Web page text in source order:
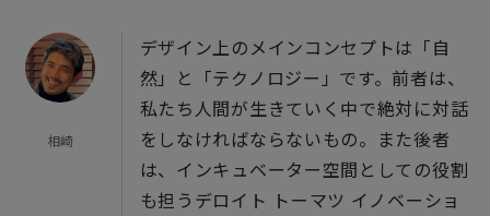
相崎
デザイン上のメインコンセプトは「自
然」と「テクノロジー」です。前者は、
私たち人間が生きていく中で絶対に対話
をしなければならないもの。また後者
は、インキュベーター空間としての役割
も担うデロイト トーマツ イノベーショ